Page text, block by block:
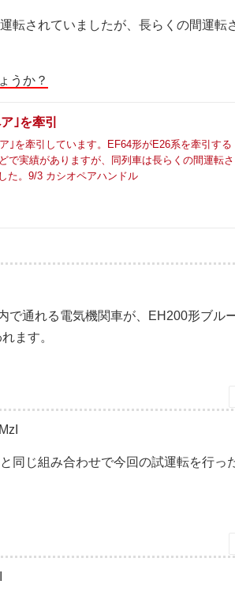
転されていましたが、長らくの間運転
うか？
｣を牽引
｣を牽引しています。EF64形がE26系を牽引する
で実績がありますが、同列車は長らくの間運転さ
た。9/3 カシオペアハンドル
で通れる電気機関車が、EH200形ブル
ます。
同じ組み合わせで今回の試運転を行っ